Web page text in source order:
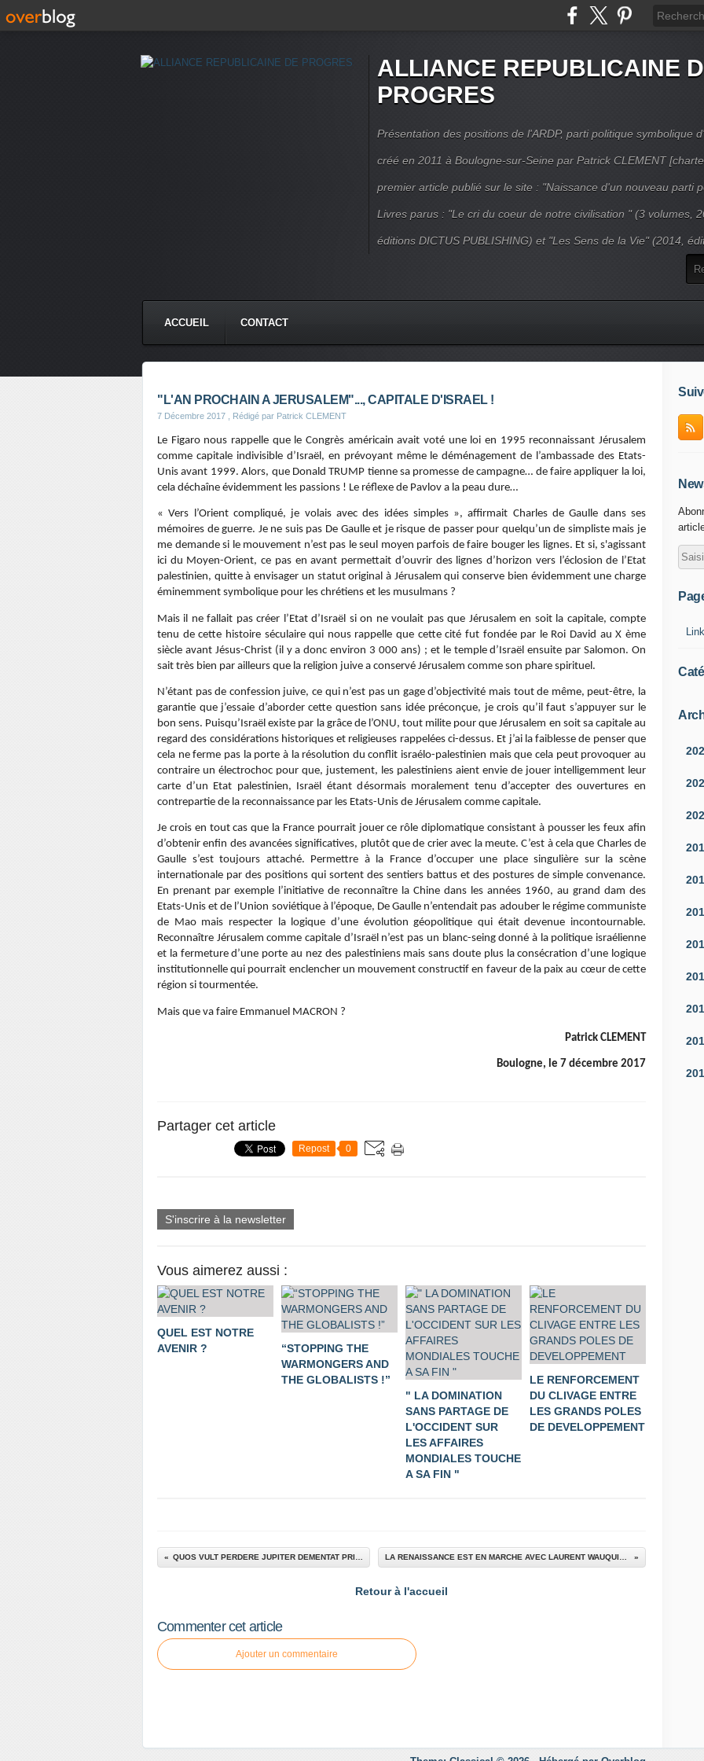
ALLIANCE REPUBLICAINE
PROGRES
Présentation des positions de l'ARDP, parti politique symbolique
créé en 2011 à Boulogne-sur-Seine par Patrick CLEMENT
premier article publié sur le site : "Naissance d'un nouveau parti
Livres parus : "Le cri du coeur de notre civilisation " (3 volumes,
éditions DICTUS PUBLISHING) et "Les Sens de la Vie" (2014,
ACCUEIL CONTACT
"L'AN PROCHAIN A JERUSALEM"..., CAPITALE D'ISRAEL !
7 Décembre 2017 , Rédigé par Patrick CLEMENT
Le Figaro nous rappelle que le Congrès américain avait voté une loi en 1995 reconnaissant Jérusalem
comme capitale indivisible d’Israël, en prévoyant même le déménagement de l’ambassade des Etats-
Unis avant 1999. Alors, que Donald TRUMP tienne sa promesse de campagne… de faire appliquer la loi,
cela déchaîne évidemment les passions ! Le réflexe de Pavlov a la peau dure…
« Vers l’Orient compliqué, je volais avec des idées simples », affirmait Charles de Gaulle dans ses
mémoires de guerre. Je ne suis pas De Gaulle et je risque de passer pour quelqu’un de simpliste mais je
me demande si le mouvement n’est pas le seul moyen parfois de faire bouger les lignes. Et si, s'agissant
ici du Moyen-Orient, ce pas en avant permettait d’ouvrir des lignes d’horizon vers l’éclosion de l’Etat
palestinien, quitte à envisager un statut original à Jérusalem qui conserve bien évidemment une charge
éminemment symbolique pour les chrétiens et les musulmans ?
Mais il ne fallait pas créer l’Etat d’Israël si on ne voulait pas que Jérusalem en soit la capitale, compte
tenu de cette histoire séculaire qui nous rappelle que cette cité fut fondée par le Roi David au X ème
siècle avant Jésus-Christ (il y a donc environ 3 000 ans) ; et le temple d’Israël ensuite par Salomon. On
sait très bien par ailleurs que la religion juive a conservé Jérusalem comme son phare spirituel.
N’étant pas de confession juive, ce qui n’est pas un gage d’objectivité mais tout de même, peut-être, la
garantie que j’essaie d’aborder cette question sans idée préconçue, je crois qu’il faut s’appuyer sur le
bon sens. Puisqu’Israël existe par la grâce de l’ONU, tout milite pour que Jérusalem en soit sa capitale au
regard des considérations historiques et religieuses rappelées ci-dessus. Et j’ai la faiblesse de penser que
cela ne ferme pas la porte à la résolution du conflit israélo-palestinien mais que cela peut provoquer au
contraire un électrochoc pour que, justement, les palestiniens aient envie de jouer intelligemment leur
carte d’un Etat palestinien, Israël étant désormais moralement tenu d’accepter des ouvertures en
contrepartie de la reconnaissance par les Etats-Unis de Jérusalem comme capitale.
Je crois en tout cas que la France pourrait jouer ce rôle diplomatique consistant à pousser les feux afin
d’obtenir enfin des avancées significatives, plutôt que de crier avec la meute. C’est à cela que Charles de
Gaulle s’est toujours attaché. Permettre à la France d’occuper une place singulière sur la scène
internationale par des positions qui sortent des sentiers battus et des postures de simple convenance.
En prenant par exemple l’initiative de reconnaître la Chine dans les années 1960, au grand dam des
Etats-Unis et de l’Union soviétique à l’époque, De Gaulle n’entendait pas adouber le régime communiste
de Mao mais respecter la logique d’une évolution géopolitique qui était devenue incontournable.
Reconnaître Jérusalem comme capitale d’Israël n’est pas un blanc-seing donné à la politique israélienne
et la fermeture d’une porte au nez des palestiniens mais sans doute plus la consécration d’une logique
institutionnelle qui pourrait enclencher un mouvement constructif en faveur de la paix au cœur de cette
région si tourmentée.
Mais que va faire Emmanuel MACRON ?
Patrick CLEMENT
Boulogne, le 7 décembre 2017
Partager cet article
Repost 0
S'inscrire à la newsletter
Vous aimerez aussi :
QUEL EST NOTRE
AVENIR ?
“STOPPING THE
WARMONGERS AND
THE GLOBALISTS !”
" LA DOMINATION
SANS PARTAGE DE
L'OCCIDENT SUR
LES AFFAIRES
MONDIALES TOUCHE
A SA FIN "
LE RENFORCEMENT
DU CLIVAGE ENTRE
LES GRANDS POLES
DE DEVELOPPEMENT
Retour à l'accueil
Commenter cet article
Ajouter un commentaire